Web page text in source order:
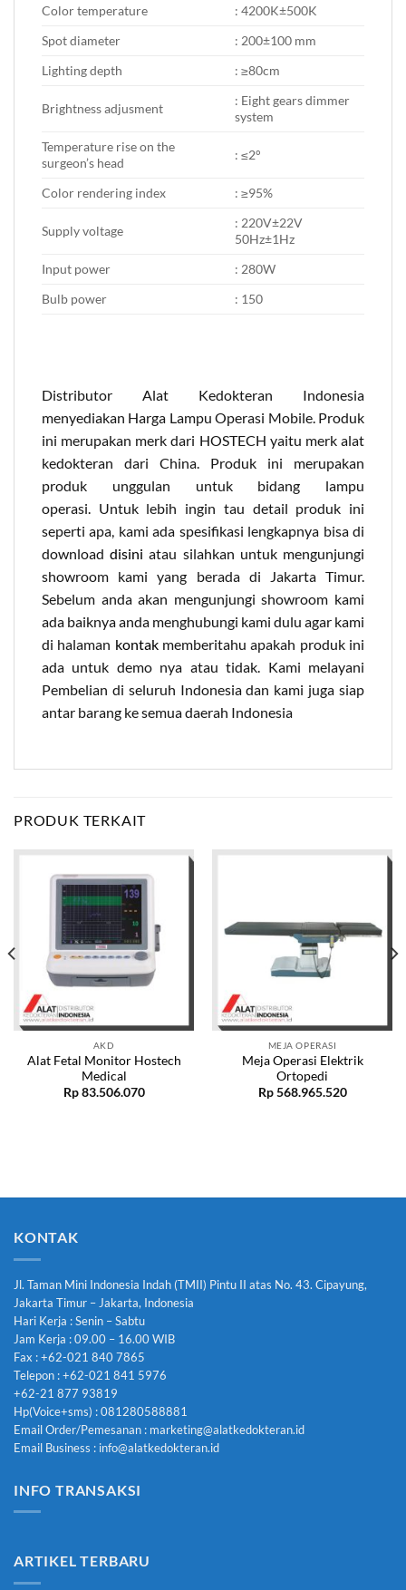
Color temperature
: 4200K±500K
Spot diameter
: 200±100 mm
Lighting depth
: ≥80cm
Brightness adjusment
: Eight gears dimmer
system
Temperature rise on the
surgeon’s head
: ≤2°
Color rendering index : ≥95%
Supply voltage
: 220V±22V
50Hz±1Hz
Input power
: 280W
Bulb power
: 150
Distributor Alat Kedokteran Indonesia
menyediakan Harga Lampu Operasi Mobile. Produk
ini merupakan merk dari HOSTECH yaitu merk alat
kedokteran dari China. Produk ini merupakan
produk unggulan untuk bidang lampu
operasi. Untuk lebih ingin tau detail produk ini
seperti apa, kami ada spesifikasi lengkapnya bisa di
downloaddisini atau silahkan untuk mengunjungi
showroom kami yang berada di Jakarta Timur.
Sebelum anda akan mengunjungi showroom kami
ada baiknya anda menghubungi kami dulu agar kami
di halaman kontakmemberitahu apakah produk ini
ada untuk demo nya atau tidak. Kami melayani
Pembelian di seluruh Indonesia dan kami juga siap
antar barang ke semua daerah Indonesia
PRODUK TERKAIT
AKD
Alat Fetal Monitor Hostech
Medical
Rp83.506.070
MEJA OPERASI
Meja Operasi Elektrik
Ortopedi
Rp568.965.520
KONTAK
Jl. Taman Mini Indonesia Indah (TMII) Pintu II atas No. 43. Cipayung,
Jakarta Timur – Jakarta, Indonesia
Hari Kerja : Senin – Sabtu
Jam Kerja : 09.00 – 16.00 WIB
Fax : +62-021 840 7865
Telepon : +62-021 841 5976
+62-21 877 93819
Hp(Voice+sms) : 081280588881
Email Order/Pemesanan : marketing@alatkedokteran.id
Email Business : info@alatkedokteran.id
INFO TRANSAKSI
ARTIKEL TERBARU